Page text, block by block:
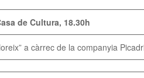
de Cultura, 18.30h
a càrrec de la companyia